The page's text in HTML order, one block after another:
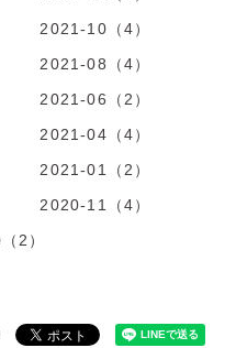
2021-10（4）
2021-08（4）
2021-06（2）
2021-04（4）
2021-01（2）
2020-11（4）
2）